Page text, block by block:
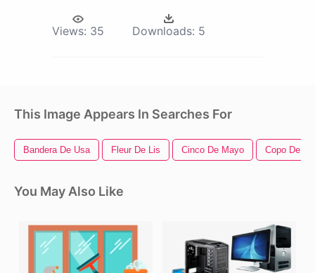
Views: 35 Downloads: 5
This Image Appears In Searches For
Bandera De Usa Fleur De Lis Cinco De Mayo Copo De
You May Also Like